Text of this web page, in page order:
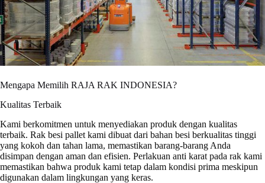
Mengapa Memilih RAJA RAK INDONESIA?
Kualitas Terbaik
Kami berkomitmen untuk menyediakan produk dengan kualitas
terbaik. Rak besi pallet kami dibuat dari bahan besi berkualitas tinggi
yang kokoh dan tahan lama, memastikan barang-barang Anda
disimpan dengan aman dan efisien. Perlakuan anti karat pada rak kami
memastikan bahwa produk kami tetap dalam kondisi prima meskipun
digunakan dalam lingkungan yang keras.